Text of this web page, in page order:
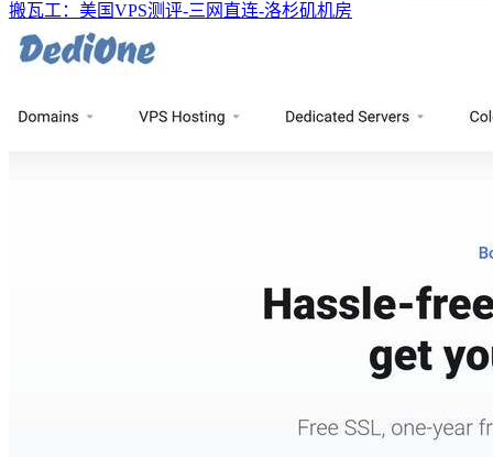
搬瓦工：美国VPS测评-三网直连-洛杉矶机房